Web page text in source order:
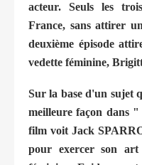
acteur. Seuls les
France, sans attirer
deuxième épisode
vedette féminine,
Sur la base d'un sujet
meilleure façon dans
film voit Jack
pour exercer son